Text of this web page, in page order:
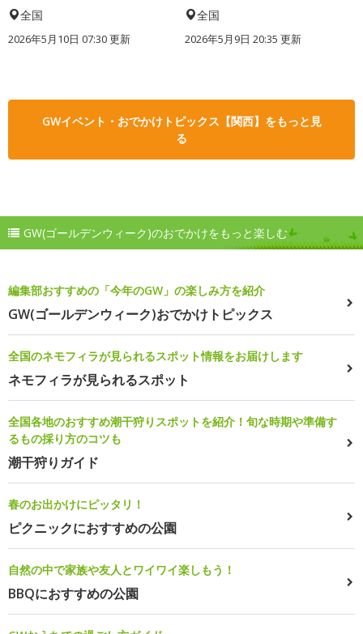
全国
2026年5月10日 07:30 更新
全国
2026年5月9日 20:35 更新
GWイベント・おでかけトピックス【関西】をもっと見
る
GW(ゴールデンウィーク)のおでかけをもっと楽しむ
編集部おすすめの「今年のGW」の楽しみ方を紹介
GW(ゴールデンウィーク)おでかけトピックス
全国のネモフィラが見られるスポット情報をお届けします
ネモフィラが見られるスポット
全国各地のおすすめ潮干狩りスポットを紹介！旬な時期や準備す
るもの採り方のコツも
潮干狩りガイド
春のお出かけにピッタリ！
ピクニックにおすすめの公園
自然の中で家族や友人とワイワイ楽しもう！
BBQにおすすめの公園